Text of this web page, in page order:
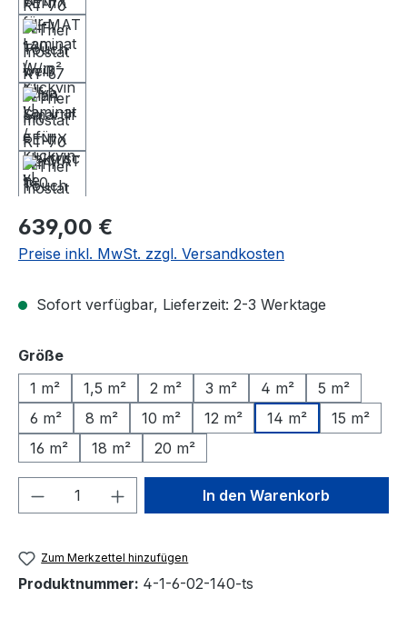
Regulärer Preis:
639,00 €
Preise inkl. MwSt. zzgl. Versandkosten
Sofort verfügbar, Lieferzeit: 2-3 Werktage
Größeauswählen
1 m²
1,5 m² 2 m² 3 m² 4 m²
5 m²
6 m²
8 m² 10 m² 12 m² 14 m²
15 m²
16 m²
18 m² 20 m²
Produkt Anzahl: Gib denIn den Warenkorb
Zum Merkzettel hinzufügen
Produktnummer: 4-1-6-02-140-ts